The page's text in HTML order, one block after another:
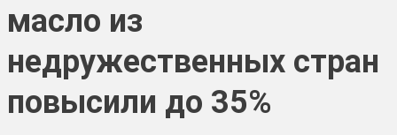
масло из
недружественных стран
повысили до 35%